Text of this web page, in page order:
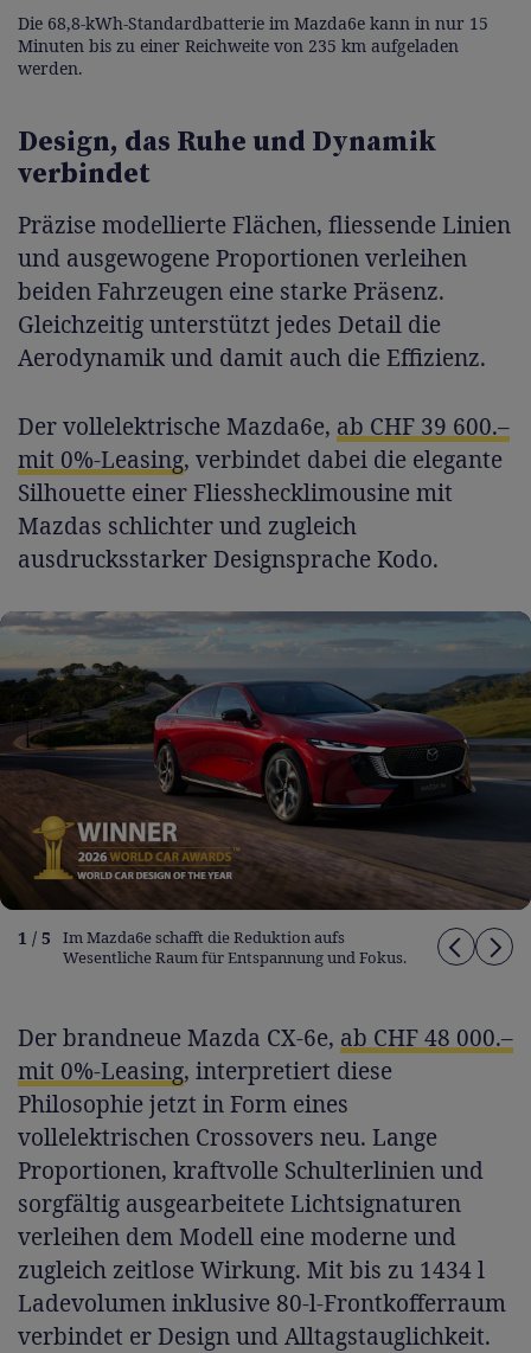
Die 68,8-kWh-Standardbatterie im Mazda6e kann in nur 15
Minuten bis zu einer Reichweite von 235 km aufgeladen
werden.
Design, das Ruhe und Dynamik
verbindet
Präzise modellierte Flächen, fliessende Linien
und ausgewogene Proportionen verleihen
beiden Fahrzeugen eine starke Präsenz.
Gleichzeitig unterstützt jedes Detail die
Aerodynamik und damit auch die Effizienz.
Der vollelektrische Mazda6e, ab CHF 39 600.–
mit 0%-Leasing, verbindet dabei die elegante
Silhouette einer Fliesshecklimousine mit
Mazdas schlichter und zugleich
ausdrucksstarker Designsprache Kodo.
1 / 5
Im Mazda6e schafft die Reduktion aufs
Wesentliche Raum für Entspannung und Fokus.
Der brandneue Mazda CX-6e, ab CHF 48 000.–
mit 0%-Leasing, interpretiert diese
Philosophie jetzt in Form eines
vollelektrischen Crossovers neu. Lange
Proportionen, kraftvolle Schulterlinien und
sorgfältig ausgearbeitete Lichtsignaturen
verleihen dem Modell eine moderne und
zugleich zeitlose Wirkung. Mit bis zu 1434 l
Ladevolumen inklusive 80-l-Frontkofferraum
verbindet er Design und Alltagstauglichkeit.